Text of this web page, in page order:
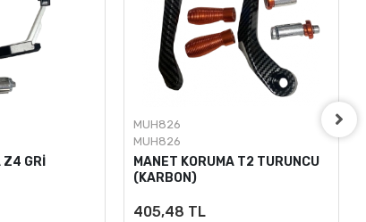
Z4 GRİ
MUH826
MUH826
MANET KORUMA T2 TURUNCU
(KARBON)
405,48 TL